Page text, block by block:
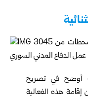
أوضح في تصريح
هذه الفعالية